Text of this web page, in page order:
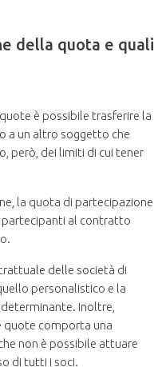
della quota e quali
è possibile trasferire la
a un altro soggetto che
però, dei limiti di cui tener
la quota di partecipazione
partecipanti al contratto
delle società di
personalistico e la
Inoltre,
quote comporta una
non è possibile attuare
di tutti i soci.